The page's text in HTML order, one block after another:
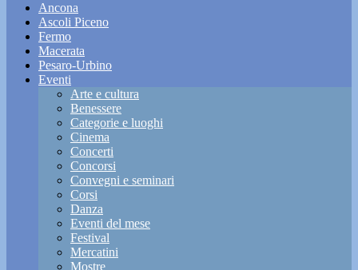
Ancona
Ascoli Piceno
Fermo
Macerata
Pesaro-Urbino
Eventi
Arte e cultura
Benessere
Categorie e luoghi
Cinema
Concerti
Concorsi
Convegni e seminari
Corsi
Danza
Eventi del mese
Festival
Mercatini
Mostre